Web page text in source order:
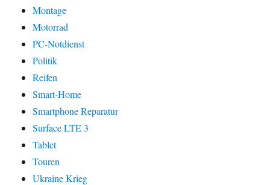
Montage
Motorrad
PC-Notdienst
Politik
Reifen
Smart-Home
Smartphone Reparatur
Surface LTE 3
Tablet
Touren
Ukraine Krieg